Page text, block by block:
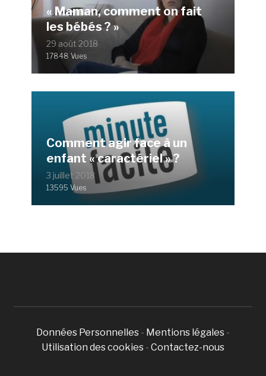
« Maman, comment on fait
les bébés ? »
29 août 2018
17848 Vues
Comment agir face à un
enfant « caractériel » ?
3 juillet 2018
13595 Vues
Données Personnelles - Mentions légales -
Utilisation des cookies - Contactez-nous